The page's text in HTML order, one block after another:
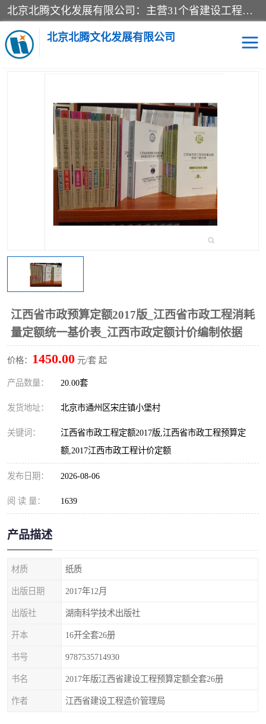
北京北腾文化发展有限公司：主营31个省建设工程预算书,工程预算软件,工程计价依据,工程造价定额,工程量清单计价定额,建设工程量消耗量定额,各行业工程预算定额,铁路定额,电力定额,矿山定额,*,黄金定额,钢铁企业检修定额,中石化安装检修定额,煤矿图书,医院书籍等.诚信的经营，在发展的同时公司不忘不断总结不断优化为客户的服务，和一如既往的热情赢得了新老客户的极高评价及青睐。
北京北腾文化发展有限公司
当前位置：首页>供应商机>江西省建筑工程预算定额> 江西省市
政预算定额2017版_江西省市政工程消耗量定额统一基价表_江西市政
定额计价编制依据
江西省市政预算定额2017版_江西省市政工程消耗
量定额统一基价表_江西市政定额计价编制依据
价格： 1450.00 元/套 起
产品数量： 20.00套
发货地址： 北京市通州区宋庄镇小堡村
关键词：
江西省市政工程定额2017版,江西省市政工程预算定
额,2017江西市政工程计价定额
发布日期： 2026-08-06
阅 读 量： 1639
产品描述
材质 纸质
出版日期 2017年12月
出版社 湖南科学技术出版社
开本 16开全套26册
书号 9787535714930
书名 2017年版江西省建设工程预算定额全套26册
作者 江西省建设工程造价管理局
医院图书 预算定额
电力图书 煤矿图书
铁路建设工程预算定额
电力行业工程预算定额 石油化工安装预算定额
新石油化工检修定额 石油化工概算定额数据
山东省工程预算定额
电网技改,拆除,检修定额 炼油化工计价依据定额
信息通信建设工程预算定
额
火力发电机组检修定额
湖北建设工程消耗量定额
算定额2
冶金工业建设工程预算定
额
人防工程预算定额
电子工程概预算定额
疏浚工程预算定额
吉林建设工程计价定额
福建建设工程预算定额
江西省建筑工程预算定额
锅炉及压力容器规范国际 广东省建设工程预算定额